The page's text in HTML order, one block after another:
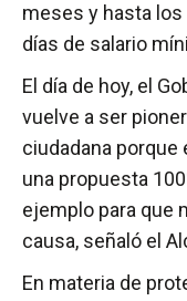
meses y hasta los
días de salario
El día de hoy, el
vuelve a ser
ciudadana porque
una propuesta
ejemplo para que
causa, señaló el
En materia de